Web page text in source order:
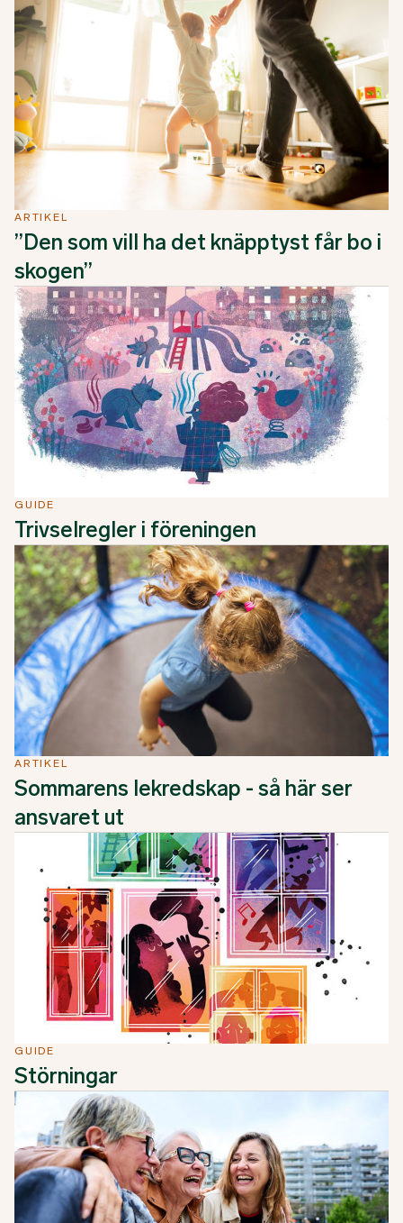
ARTIKEL
”Den som vill ha det knäpptyst får bo i
skogen”
GUIDE
Trivselregler i föreningen
ARTIKEL
Sommarens lekredskap - så här ser
ansvaret ut
GUIDE
Störningar